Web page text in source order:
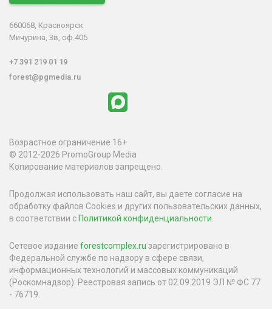
660068, Красноярск
Мичурина, 3в, оф.405
+7 391 219 01 19
forest@pgmedia.ru
Возрастное ограничение 16+
© 2012-2026 PromoGroup Media
Копирование материалов запрещено.
Продолжая использовать наш сайт, вы даете согласие на
обработку файлов Cookies и других пользовательских данных,
в соответствии с Политикой конфиденциальности.
Сетевое издание forestcomplex.ru зарегистрировано в
Федеральной службе по надзору в сфере связи,
информационных технологий и массовых коммуникаций
(Роскомнадзор). Реестровая запись от 02.09.2019 ЭЛ № ФС 77
- 76719.